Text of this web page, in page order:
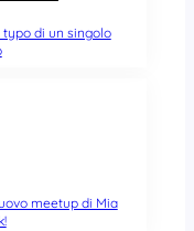
di un singolo
meetup di Mia